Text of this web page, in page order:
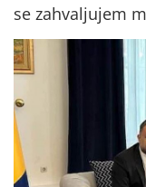
se zahvaljujem